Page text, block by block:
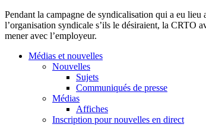
Pendant la campagne de syndicalisation qui a eu lieu
l’organisation syndicale s’ils le désiraient, la CRTO
mener avec l’employeur.
Médias et nouvelles
Nouvelles
Sujets
Communiqués de presse
Médias
Affiches
Inscription pour nouvelles en direct